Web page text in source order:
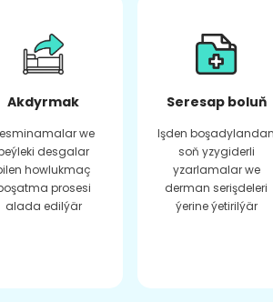
Akdyrmak
we
desgalar
howlukmaç
prosesi
alada edilýär
Seresap boluň
Işden boşadylandan
soň yzygiderli
yzarlamalar we
derman serişdeleri
ýerine ýetirilýär